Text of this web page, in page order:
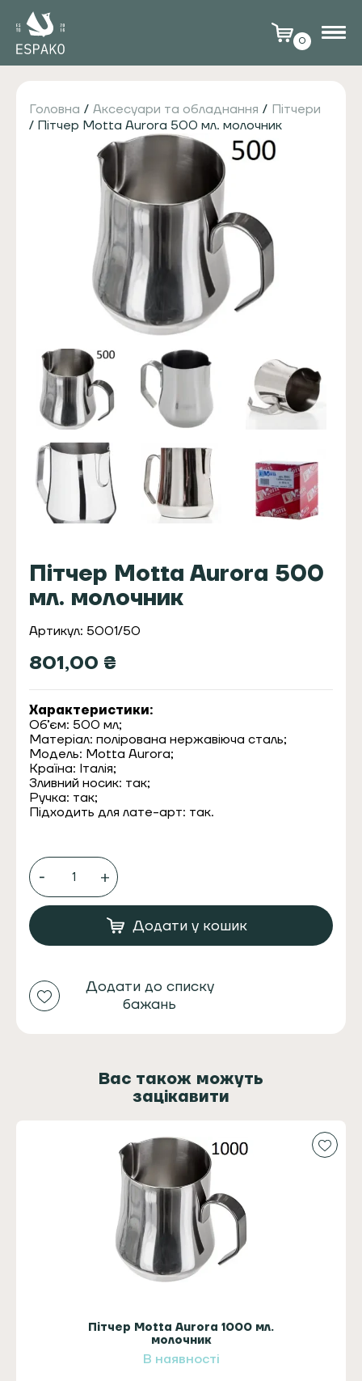
0
Головна / Аксесуари та обладнання / Пітчери
/ Пітчер Motta Aurora 500 мл. молочник
Пітчер Motta Aurora 500
мл. молочник
Артикул: 5001/50
801,00 ₴
Характеристики:
Об’єм: 500 мл;
Матеріал: полірована нержавіюча сталь;
Модель: Motta Aurora;
Країна: Італія;
Зливний носик: так;
Ручка: так;
Підходить для лате-арт: так.
Пітчер
Motta
Aurora
500
мл.
молочник
Додати у кошик
Додати до списку
бажань
Вас також можуть
зацікавити
Пітчер Motta Aurora 1000 мл.
молочник
В наявності